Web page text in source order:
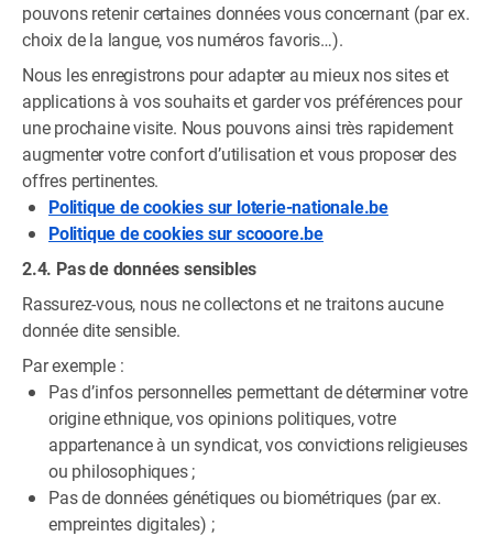
pouvons retenir certaines données vous concernant (par ex.
choix de la langue, vos numéros favoris…).
Nous les enregistrons pour adapter au mieux nos sites et
applications à vos souhaits et garder vos préférences pour
une prochaine visite. Nous pouvons ainsi très rapidement
augmenter votre confort d’utilisation et vous proposer des
offres pertinentes.
Politique de cookies sur loterie-nationale.be
Politique de cookies sur scooore.be
2.4. Pas de données sensibles
Rassurez-vous, nous ne collectons et ne traitons aucune
donnée dite sensible.
Par exemple :
Pas d’infos personnelles permettant de déterminer votre
origine ethnique, vos opinions politiques, votre
appartenance à un syndicat, vos convictions religieuses
ou philosophiques ;
Pas de données génétiques ou biométriques (par ex.
empreintes digitales) ;